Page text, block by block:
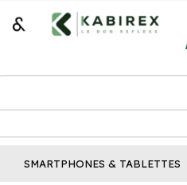
SMARTPHONES & TABLETTES